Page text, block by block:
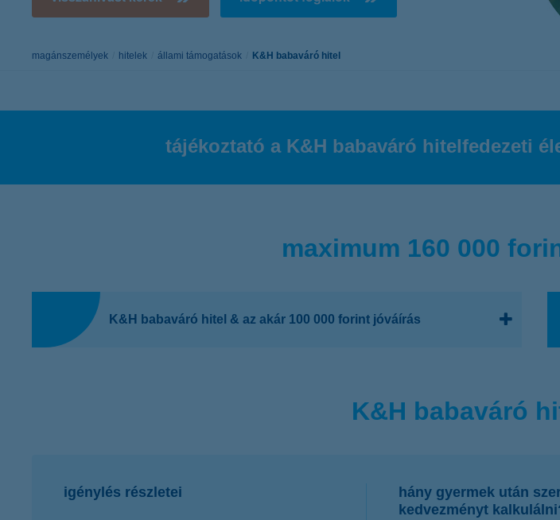
bankváltás
ügyfélajánló program
lakossági & vállalkozói számlacsomag együtt
K&H virtuális betéti kártya
magánszemélyek hitelek állami támogatások K&H babaváró hitel
tájékoztató a K&H babaváró hitelfedezeti
maximum 160 000
K&H babaváró hitel & az akár 100 000 forint jóváírás
K&H babaváró
igénylés részletei
hány gyermek után
kedvezményt